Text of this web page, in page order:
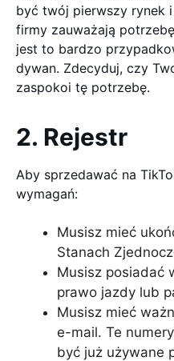
być twój pierwszy rynek
firmy zauważają
jest to bardzo
dywan. Zdecyduj, czy
zaspokoi tę potrzebę.
2. Rejestr
Aby sprzedawać na
wymagań:
Musisz mieć
Stanach
Musisz posiadać
prawo jazdy lub
Musisz mieć
e-mail. Te
być już używane